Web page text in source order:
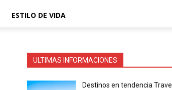
ESTILO DE VIDA
ULTIMAS INFORMACIONES
Destinos en tendencia Travel